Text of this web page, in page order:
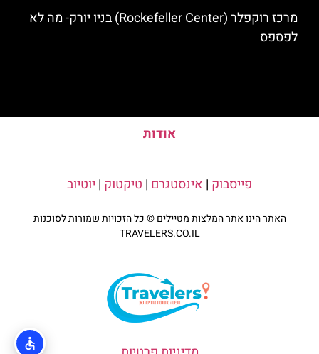
מרכז רוקפלר (Rockefeller Center) בניו יורק- מה לא
לפספס
אודות
פייסבוק | אינסטגרם | טיקטוק | יוטיוב
האתר הינו אתר המלצות מטיילים © כל הזכויות שמורות לסוכנות
TRAVELERS.CO.IL